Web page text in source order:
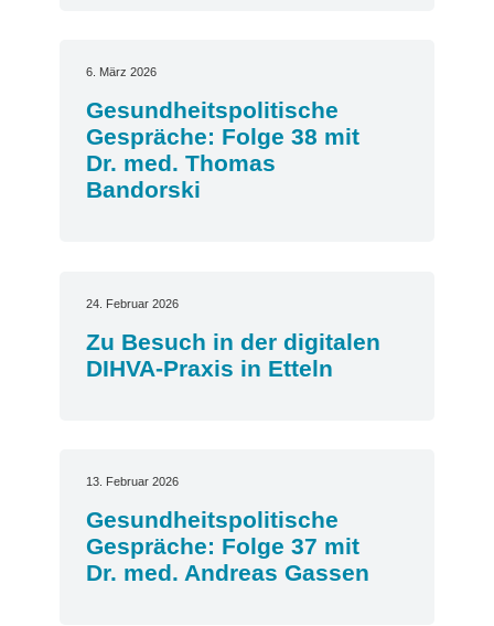
6. März 2026
Gesundheitspolitische
Gespräche: Folge 38 mit
Dr. med. Thomas
Bandorski
24. Februar 2026
Zu Besuch in der digitalen
DIHVA-Praxis in Etteln
13. Februar 2026
Gesundheitspolitische
Gespräche: Folge 37 mit
Dr. med. Andreas Gassen